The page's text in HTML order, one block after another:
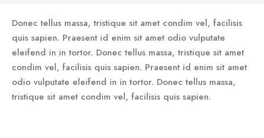
Donec tellus massa, tristique sit amet condim vel, facilisis
quis sapien. Praesent id enim sit amet odio vulputate
eleifend in in tortor. Donec tellus massa, tristique sit amet
condim vel, facilisis quis sapien. Praesent id enim sit amet
odio vulputate eleifend in in tortor. Donec tellus massa,
tristique sit amet condim vel, facilisis quis sapien.